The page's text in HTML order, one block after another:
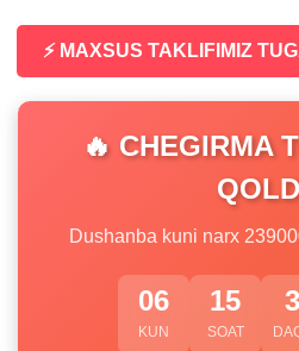
⚡ MAXSUS TAKLIFIMIZ
🔥 CHEGIRMA
Dushanba kuni narx
06
KUN
15
SOAT